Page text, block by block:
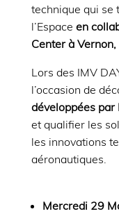
technique qui se
l’Espace en
Center à
Lors des IMV
l’occasion de
développées
et qualifier les
les innovations
aéronautiques.
Mercredi 29